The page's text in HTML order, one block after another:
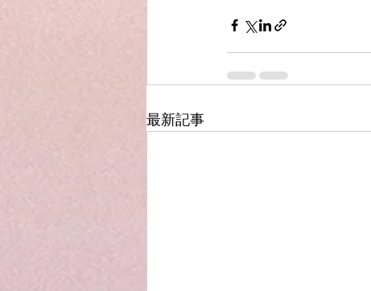
最新記事